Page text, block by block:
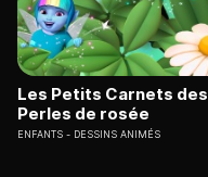
Les Petits Carnets des
Perles de rosée
ENFANTS DESSINS ANIMÉS